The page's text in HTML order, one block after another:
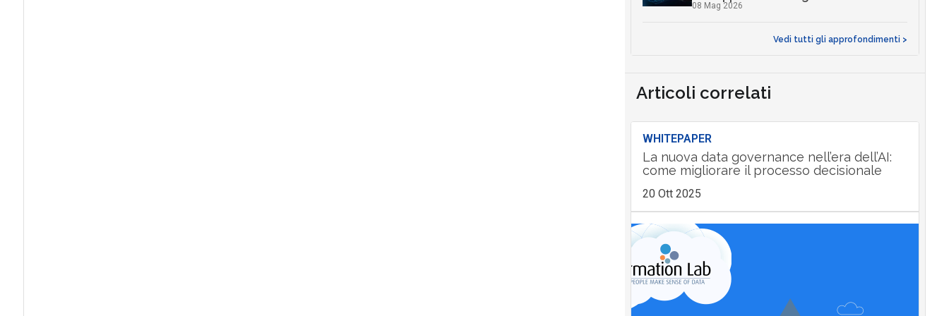
08 Mag 2026
Vedi tutti gli approfondimenti >
Articoli correlati
WHITEPAPER
La nuova data governance nell’era dell’AI:
come migliorare il processo decisionale
20 Ott 2025